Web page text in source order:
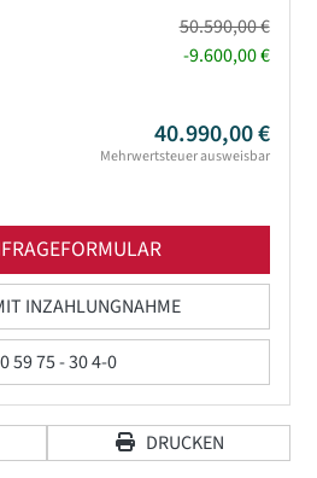
50.590,00 €
-9.600,00 €
40.990,00 €
Mehrwertsteuer ausweisbar
INZAHLUNGNAHME
0 59 75 - 30 4-0
DRUCKEN